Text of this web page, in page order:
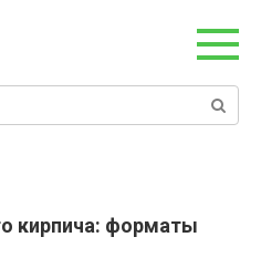
кирпича: форматы